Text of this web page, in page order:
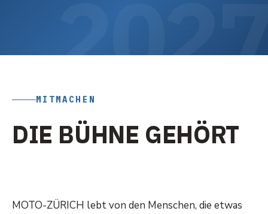
MITMACHEN
DIE BÜHNE GEHÖRT
MOTO-ZÜRICH lebt von den Menschen, die etwas